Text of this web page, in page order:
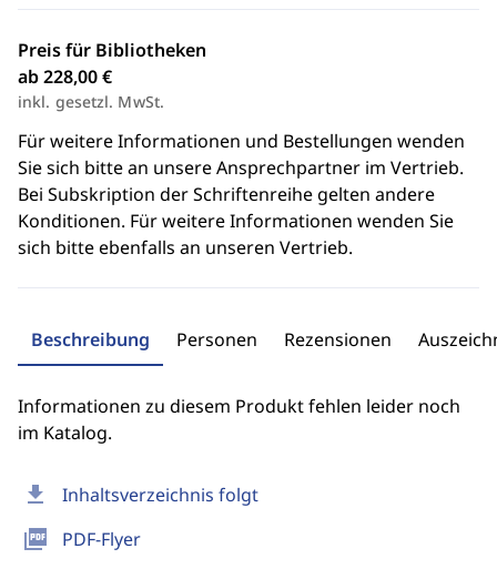
download Inhaltsverzeichnis folgt
picture_as_pdf PDF-Flyer
Preis für Bibliotheken
ab 228,00 €
inkl. gesetzl. MwSt.
Für weitere Informationen und Bestellungen wenden
Sie sich bitte an unsere Ansprechpartner im Vertrieb.
Bei Subskription der Schriftenreihe gelten andere
Konditionen. Für weitere Informationen wenden Sie
sich bitte ebenfalls an unseren Vertrieb.
Beschreibung Personen Rezensionen
Informationen zu diesem Produkt fehlen leider noch
im Katalog.